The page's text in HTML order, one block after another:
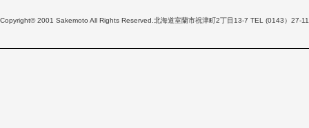
Copyright© 2001 Sakemoto All Rights Reserved.北海道室蘭市祝津町2丁目13-7 TEL (0143）27-